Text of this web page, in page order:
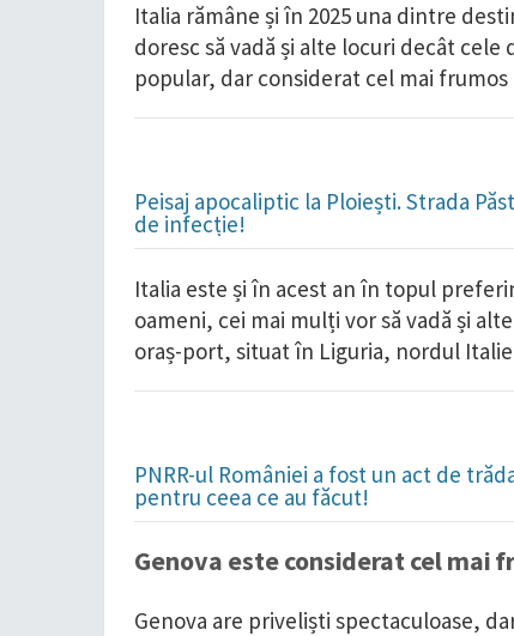
Italia rămâne și în 2025 una dintre
doresc să vadă și alte locuri decât cele
popular, dar considerat cel mai frumos
Peisaj apocaliptic la Ploiești. Strada
de infecție!
Italia este și în acest an în topul
oameni, cei mai mulți vor să vadă și
oraș-port, situat în Liguria, nordul
PNRR-ul României a fost un act de
pentru ceea ce au făcut!
Genova este considerat cel mai
Genova are priveliști spectaculoase,